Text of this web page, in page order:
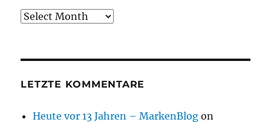
Archive
LETZTE KOMMENTARE
Heute vor 13 Jahren – MarkenBlog on